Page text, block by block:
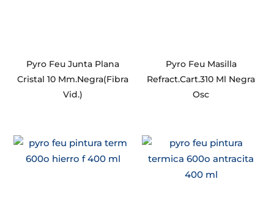
Pyro Feu Junta Plana
Cristal 10 Mm.Negra(Fibra
Vid.)
Pyro Feu Masilla
Refract.Cart.310 Ml Negra
Osc